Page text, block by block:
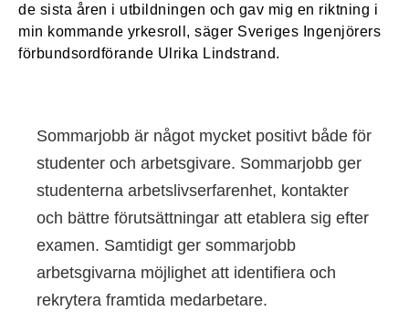
de sista åren i utbildningen och gav mig en riktning i
min kommande yrkesroll, säger Sveriges Ingenjörers
förbundsordförande Ulrika Lindstrand.
Sommarjobb är något mycket positivt både för
studenter och arbetsgivare. Sommarjobb ger
studenterna arbetslivserfarenhet, kontakter
och bättre förutsättningar att etablera sig efter
examen. Samtidigt ger sommarjobb
arbetsgivarna möjlighet att identifiera och
rekrytera framtida medarbetare.